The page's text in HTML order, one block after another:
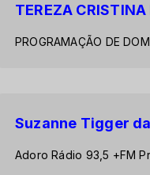
TEREZA CRISTINA
PROGRAMAÇÃO DE
Suzanne Tigger
Adoro Rádio 93,5 +FM